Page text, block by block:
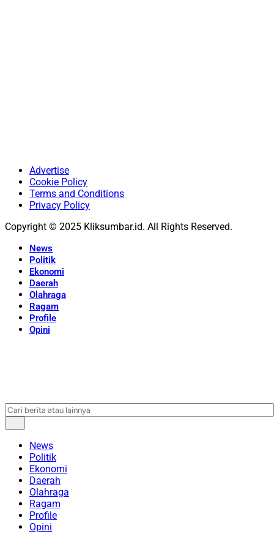
Advertise
Cookie Policy
Terms and Conditions
Privacy Policy
Copyright © 2025 Kliksumbar.id. All Rights Reserved.
News
Politik
Ekonomi
Daerah
Olahraga
Ragam
Profile
Opini
News
Politik
Ekonomi
Daerah
Olahraga
Ragam
Profile
Opini